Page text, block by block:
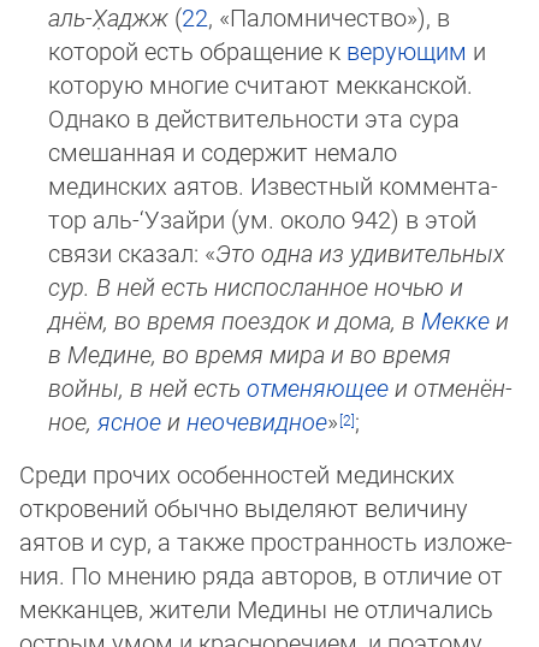
аль-Х̣аджж (22, «Па­лом­ни­че­ст­во»), в
которой есть обращение к верующим и
ко­то­рую многие считают мекканской.
Однако в действительности эта сура
смешанная и содержит немало
мединских аятов. Из­вестный ком­мен­та­
тор аль-‘Узайри (ум. около 942) в этой
связи сказал: «Это одна из удивительных
сур. В ней есть нис­пос­лан­ное ночью и
днём, во время поездок и дома, в Меккеи
в Медине, во время мира и во время
войны, в ней есть от­ме­няю­щееи от­ме­нён­
ное, ясноеи неоче­вид­ное»
;
Среди прочих особенностей мединских
откровений обычно выделяют величину
аятов и сур, а также простран­ность из­ло­же­
ния. По мнению ряда авторов, в отличие от
мекканцев, жители Медины не отличались